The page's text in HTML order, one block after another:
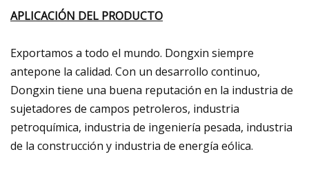
APLICACIÓN DEL PRODUCTO
Exportamos a todo el mundo. Dongxin siempre
antepone la calidad. Con un desarrollo continuo,
Dongxin tiene una buena reputación en la industria de
sujetadores de campos petroleros, industria
petroquímica, industria de ingeniería pesada, industria
de la construcción y industria de energía eólica.